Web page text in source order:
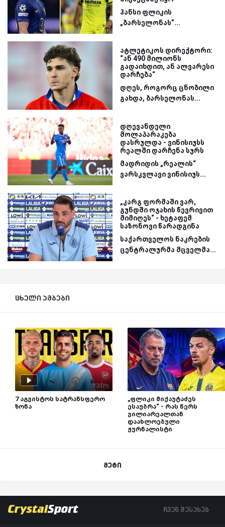
ჰანსი ფლიკის
„ბარსელონას“...
ატლეტიკოს დირექტორი:
“ან 490 მილიონს
გადაიხდით, ან ალვარესი
დარჩება“
დღეს, როგორც ცნობილი
გახდა, ბარსელონას...
დღევანდელი
მოლაპარაკება
დასრულდა - ვინისიუსს
რეალში დარჩენა სურს
მადრიდის „რეალის“
ვარსკვლავი ვინისიუს...
„კარგ ფორმაში ვარ,
გუნდში ოჯახის წევრივით
მიმიღეს“ - ხეტაფემ
საზონოვი წარადგინა
საქართველოს ნაკრების
ცენტრალურმა მცველმა...
ცხელი ამბები
7 აგვისტოს სატრანსფერო
ზონა
„ფლიკი მიქაუტაძეს
ესაუბრა“ - რას წერს
ვილიარეალთან
დაახლოებული
ჟურნალისტი
მეტი
ჩვენ შესახებ